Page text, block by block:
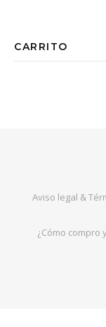
CARRITO
Aviso legal &
¿Cómo